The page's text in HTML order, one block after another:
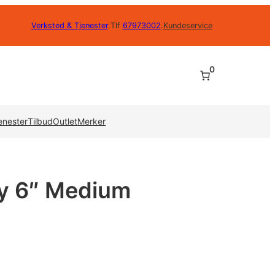
Verksted & Tjenester.Tlf 67973002.Kundeservice
0
TilbudOutletMerker
6″ Medium